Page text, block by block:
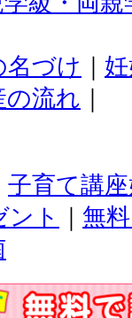
名づけ
の流れ
子育て講
ント
無